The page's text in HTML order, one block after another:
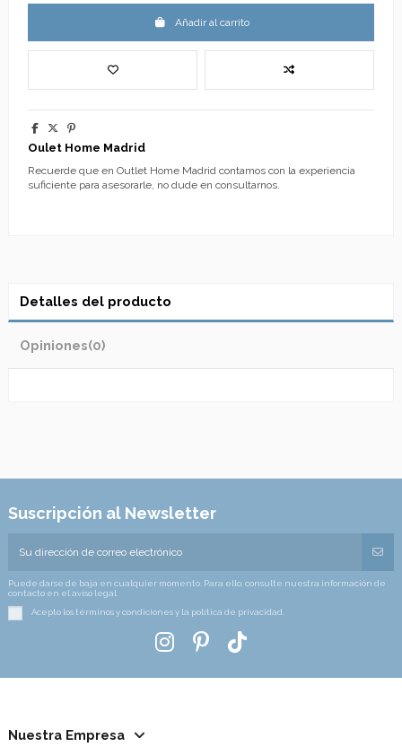
Añadir al carrito
Oulet Home Madrid
Recuerde que en Outlet Home Madrid contamos con la experiencia
suficiente para asesorarle, no dude en consultarnos.
Detalles del producto
Opiniones(0)
Suscripción al Newsletter
Puede darse de baja en cualquier momento. Para ello, consulte nuestra información de
contacto en el aviso legal.
Acepto los términos y condiciones y la política de privacidad.
Nuestra Empresa